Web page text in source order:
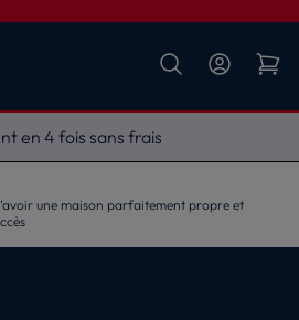
gratuite
une maison parfaitement propre et